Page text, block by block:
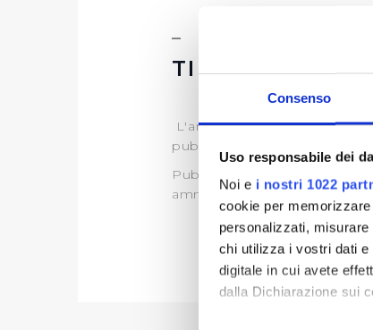
Consenso
Uso responsabile dei
Noi e i nostri 1022
cookie per
personalizzati,
chi utilizza i vostri dati
digitale in cui avete
dalla Dichiarazione sui
TIPOLOGIA DI
L'art.35 del D.lgs. 33/2013,
pubblico interesse.
Publiacqua pertanto, ai
amministrativo di propria